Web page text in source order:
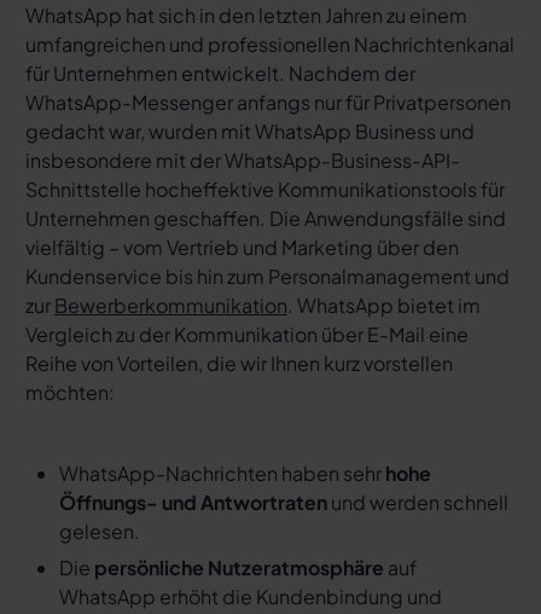
WhatsApp hat sich in den letzten Jahren zu einem
umfangreichen und professionellen Nachrichtenkanal
für Unternehmen entwickelt. Nachdem der
WhatsApp-Messenger anfangs nur für Privatpersonen
gedacht war, wurden mit WhatsApp Business und
insbesondere mit der WhatsApp-Business-API-
Schnittstelle hocheffektive Kommunikationstools für
Unternehmen geschaffen. Die Anwendungsfälle sind
vielfältig – vom Vertrieb und Marketing über den
Kundenservice bis hin zum Personalmanagement und
zurBewerberkommunikation. WhatsApp bietet im
Vergleich zu der Kommunikation über E-Mail eine
Reihe von Vorteilen, die wir Ihnen kurz vorstellen
möchten:
WhatsApp-Nachrichten haben sehrhohe
Öffnungs- und Antwortratenund werden schnell
gelesen.
Die persönliche Nutzeratmosphäre auf
WhatsApp erhöht die Kundenbindung und